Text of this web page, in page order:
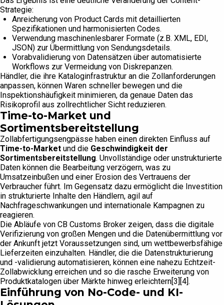
Strategie:
Anreicherung von Product Cards mit detaillierten
Spezifikationen und harmonisierten Codes.
Verwendung maschinenlesbarer Formate (z.B. XML, EDI,
JSON) zur Übermittlung von Sendungsdetails.
Vorabvalidierung von Datensätzen über automatisierte
Workflows zur Vermeidung von Diskrepanzen.
Händler, die ihre Kataloginfrastruktur an die Zollanforderungen
anpassen, können Waren schneller bewegen und die
Inspektionshäufigkeit minimieren, da genaue Daten das
Risikoprofil aus zollrechtlicher Sicht reduzieren.
Time-to-Market und
Sortimentsbereitstellung
Zollabfertigungsengpässe haben einen direkten Einfluss auf
Time-to-Market und die Geschwindigkeit der
Sortimentsbereitstellung. Unvollständige oder unstrukturierte
Daten können die Bearbeitung verzögern, was zu
Umsatzeinbußen und einer Erosion des Vertrauens der
Verbraucher führt. Im Gegensatz dazu ermöglicht die Investition
in strukturierte Inhalte den Händlern, agil auf
Nachfrageschwankungen und internationale Kampagnen zu
reagieren.
Die Abläufe von CB Customs Broker zeigen, dass die digitale
Verifizierung von großen Mengen und die Datenübermittlung vor
der Ankunft jetzt Voraussetzungen sind, um wettbewerbsfähige
Lieferzeiten einzuhalten. Händler, die die Datenstrukturierung
und -validierung automatisieren, können eine nahezu Echtzeit-
Zollabwicklung erreichen und so die rasche Erweiterung von
Produktkatalogen über Märkte hinweg erleichtern[3][4].
Einführung von No-Code- und KI-